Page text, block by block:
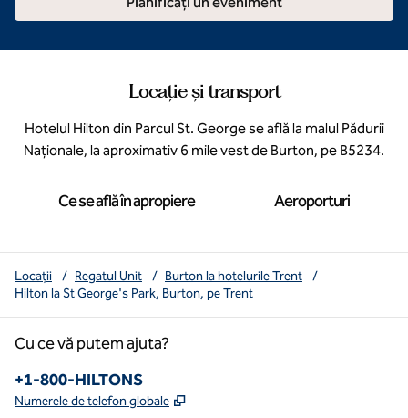
Locație și transport
Hotelul Hilton din Parcul St. George se află la malul Pădurii
Naționale, la aproximativ 6 mile vest de Burton, pe B5234.
Ce se află în apropiere Aeroporturi
Locații / Regatul Unit / Burton la hotelurile Trent
/
Hilton la St George's Park, Burton, pe Trent
Cu ce vă putem ajuta?
Numărul de telefon:
+1-800-HILTONS
Numerele de telefon globale ,